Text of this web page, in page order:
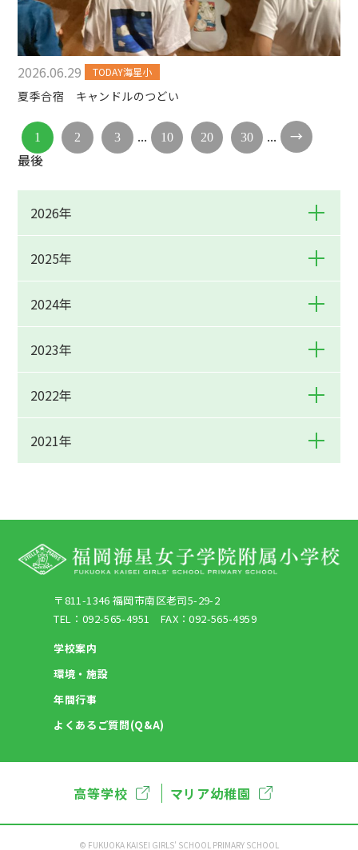
2026.06.29 TODAY海星小
夏季合宿 キャンドルのつどい
1 2 3 ... 10 20 30 ...
→
最後
2026年
2025年
2024年
2023年
2022年
2021年
〒811-1346 福岡市南区老司5-29-2
TEL：092-565-4951 FAX：092-565-4959
学校案内
環境・施設
年間行事
よくあるご質問(Q&A)
高等学校 マリア幼稚園
©︎ FUKUOKA KAISEI GIRLS’ SCHOOL PRIMARY SCHOOL